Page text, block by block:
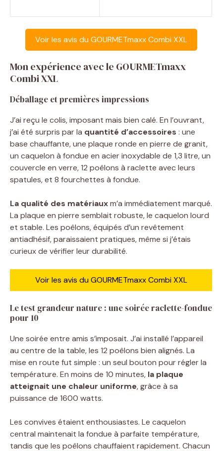
Voir les avis du GOURMETmaxx Combi XXL
Mon expérience avec le GOURMETmaxx
Combi XXL
Déballage et premières impressions
J’ai reçu le colis, imposant mais bien calé. En l’ouvrant,
j’ai été surpris par la quantité d’accessoires : une
base chauffante, une plaque ronde en pierre de granit,
un caquelon à fondue en acier inoxydable de 1,3 litre, un
couvercle en verre, 12 poêlons à raclette avec leurs
spatules, et 8 fourchettes à fondue.
La qualité des matériauxm’a immédiatement marqué.
La plaque en pierre semblait robuste, le caquelon lourd
et stable. Les poêlons, équipés d’un revêtement
antiadhésif, paraissaient pratiques, même si j’étais
curieux de vérifier leur durabilité.
Voir les avis du GOURMETmaxx Combi XXL
Le test grandeur nature : une soirée raclette-fondue
pour 10
Une soirée entre amis s’imposait. J’ai installé l’appareil
au centre de la table, les 12 poêlons bien alignés. La
mise en route fut simple : un seul bouton pour régler la
température. En moins de 10 minutes, la plaque
atteignait une chaleur uniforme, grâce à sa
puissance de 1600 watts.
Les convives étaient enthousiastes. Le caquelon
central maintenait la fondue à parfaite température,
tandis que les poêlons chauffaient rapidement. Chacun